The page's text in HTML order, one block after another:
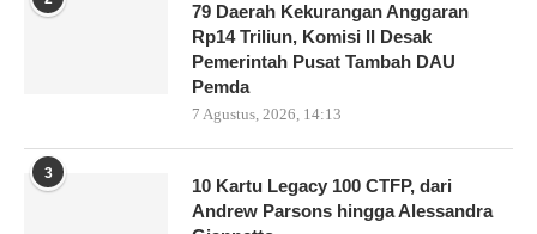
79 Daerah Kekurangan Anggaran
Rp14 Triliun, Komisi II Desak
Pemerintah Pusat Tambah DAU
Pemda
7 Agustus, 2026, 14:13
3
10 Kartu Legacy 100 CTFP, dari
Andrew Parsons hingga Alessandra